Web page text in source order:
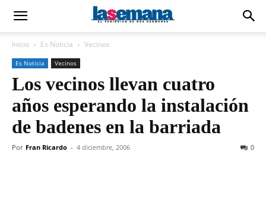
Inicio Es Noticia Vecinos
Es Noticia Vecinos
Los vecinos llevan cuatro
años esperando la instalación
de badenes en la barriada
Por Fran Ricardo - 4 diciembre, 2006 0